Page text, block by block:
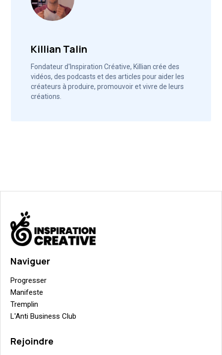
Killian Talin
Fondateur d'Inspiration Créative, Killian crée des
vidéos, des podcasts et des articles pour aider les
créateurs à produire, promouvoir et vivre de leurs
créations.
Naviguer
Progresser
Manifeste
Tremplin
L'Anti Business Club
Rejoindre